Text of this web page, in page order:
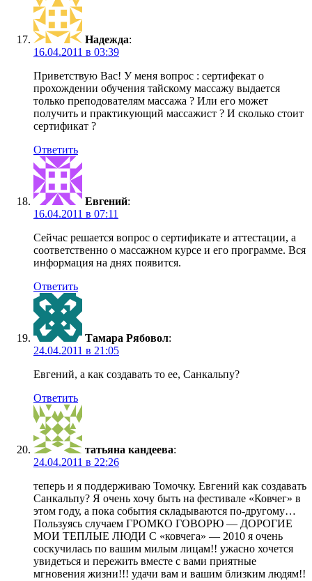
Надежда:
16.04.2011 в 03:39
Приветствую Вас! У меня вопрос : сертифекат о
прохождении обучения тайскому массажу выдается
только преподователям массажа ? Или его может
получить и практикующий массажист ? И сколько стоит
сертификат ?
Ответить
Евгений:
16.04.2011 в 07:11
Сейчас решается вопрос о сертификате и аттестации, а
соответственно о массажном курсе и его программе. Вся
информация на днях появится.
Ответить
Тамара Рябовол:
24.04.2011 в 21:05
Евгений, а как создавать то ее, Санкальпу?
Ответить
татьяна кандеева:
24.04.2011 в 22:26
теперь и я поддерживаю Томочку. Евгений как создавать
Санкальпу? Я очень хочу быть на фестивале «Ковчег» в
этом году, а пока события складываются по-другому…
Пользуясь случаем ГРОМКО ГОВОРЮ — ДОРОГИЕ
МОИ ТЕПЛЫЕ ЛЮДИ С «ковчега» — 2010 я очень
соскучилась по вашим милым лицам!! ужасно хочется
увидеться и пережить вместе с вами приятные
мгновения жизни!!! удачи вам и вашим близким людям!!